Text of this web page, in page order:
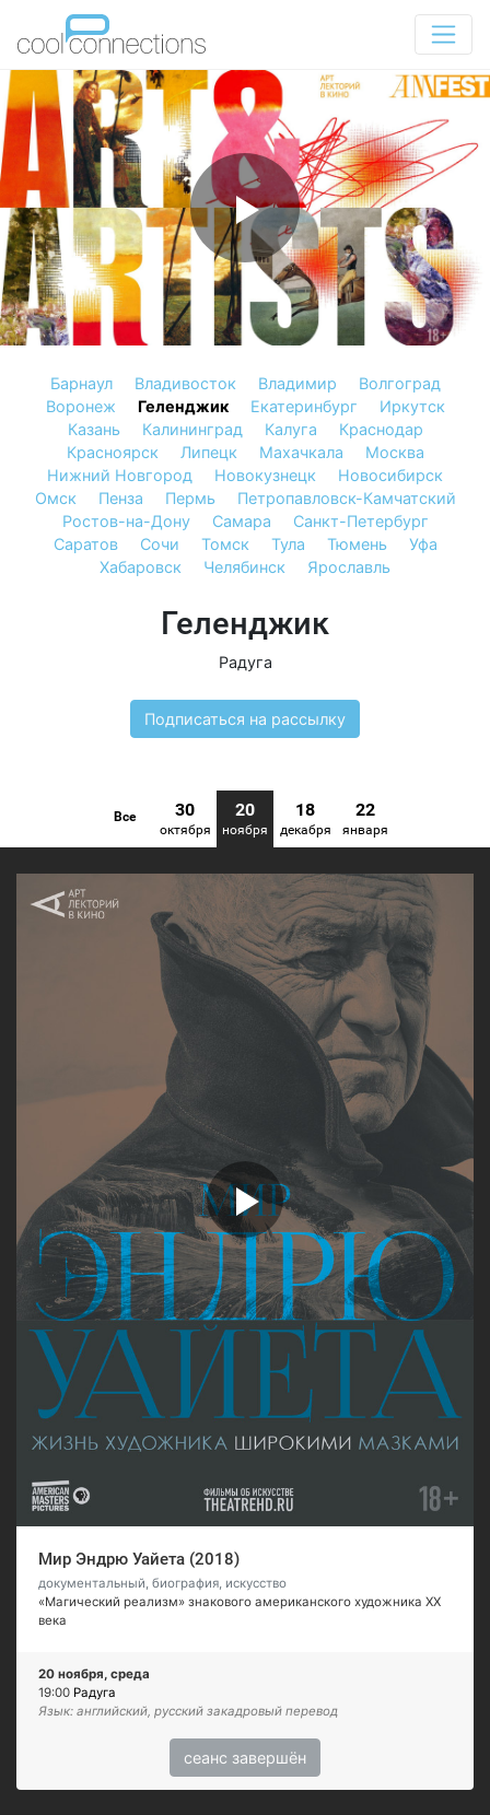
Барнаул Владивосток Владимир
Волгоград
Воронеж
Геленджик Екатеринбург
Иркутск
Казань
Калининград Калуга
Краснодар
Красноярск
Липецк Махачкала
Москва
Нижний Новгород
Новокузнецк
Новосибирск
Омск
Пенза Пермь
Петропавловск-Камчатский
Ростов-на-Дону
Самара
Санкт-Петербург
Саратов
Сочи Томск Тула Тюмень
Уфа
Хабаровск
Челябинск Ярославль
Геленджик
Радуга
Подписаться на рассылку
Все 30
октября
20
ноября
18
декабря
22
января
Мир Эндрю Уайета (2018)
документальный, биография, искусство
«Магический реализм» знакового американского художника XX
века
20 ноября, среда
19:00 Радуга
Язык: английский, русский закадровый перевод
сеанс завершён